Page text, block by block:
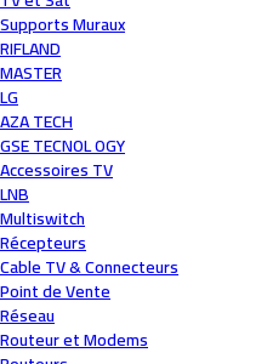
Supports Muraux
RIFLAND
MASTER
LG
AZA TECH
GSE TECNOL OGY
Accessoires TV
LNB
Multiswitch
Récepteurs
Cable TV & Connecteurs
Point de Vente
Réseau
Routeur et Modems